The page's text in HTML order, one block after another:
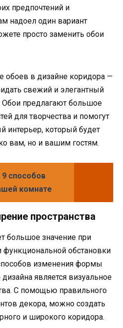
предпочтений и
надоел один вариант
просто заменить обои
обоев в дизайне коридора —
свежий и элегантный
предлагают большое
для творчества и помогут
интерьер, который будет
вам, но и вашим гостям.
9 способов
комнате
пространства
большое значение при
обстановки
изменения формы
является визуальное
С помощью правильного
декора, можно создать
и широкого коридора.